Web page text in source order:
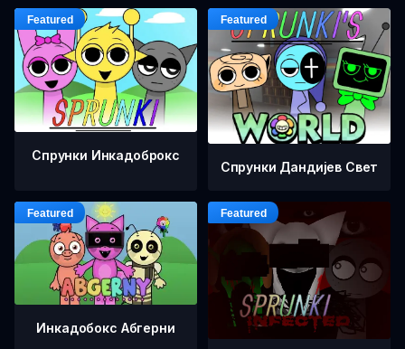
Спрунки Инкадоброкс
Спрунки Дандијев Свет
Инкадобокс Абгерни